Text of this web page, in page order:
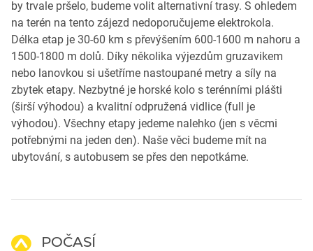
by trvale pršelo, budeme volit alternativní trasy. S ohledem
na terén na tento zájezd nedoporučujeme elektrokola.
Délka etap je 30-60 km s převýšením 600-1600 m nahoru a
1500-1800 m dolů. Díky několika výjezdům gruzavikem
nebo lanovkou si ušetříme nastoupané metry a síly na
zbytek etapy. Nezbytné je horské kolo s terénními plášti
(širší výhodou) a kvalitní odpružená vidlice (full je
výhodou). Všechny etapy jedeme nalehko (jen s věcmi
potřebnými na jeden den). Naše věci budeme mít na
ubytování, s autobusem se přes den nepotkáme.
POČASÍ